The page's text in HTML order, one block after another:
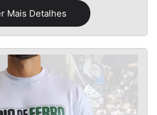
Mais Detalhes